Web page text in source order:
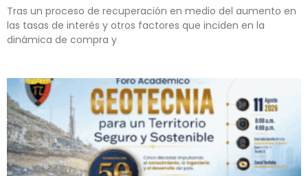
Tras un proceso de recuperación en medio del aumento en
las tasas de interés y otros factores que inciden en la
dinámica de compra y